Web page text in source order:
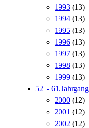
1993 (13)
1994 (13)
1995 (13)
1996 (13)
1997 (13)
1998 (13)
1999 (13)
52. - 61.Jahrgang
2000 (12)
2001 (12)
2002 (12)